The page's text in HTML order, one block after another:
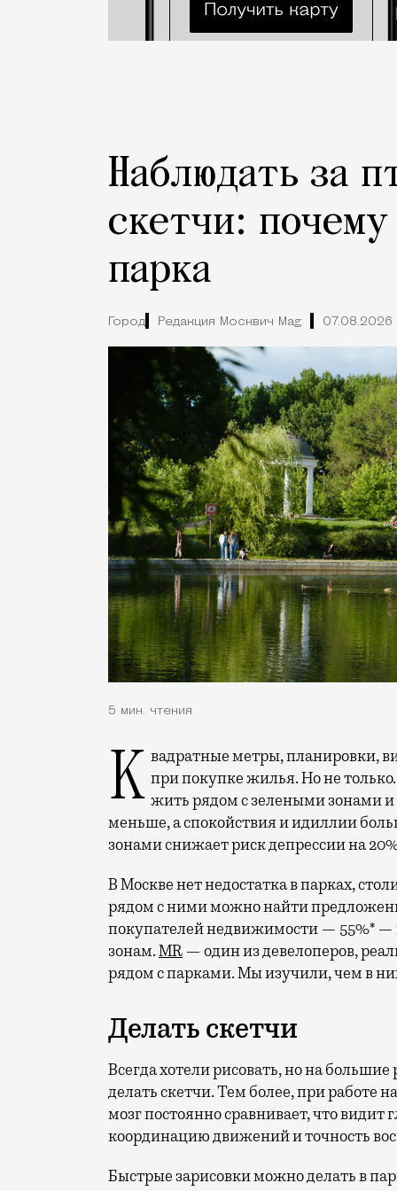
Наблюдать за
скетчи:
парка
Город Редакция Москвич Mag 07.08.2026
5 мин. чтения
Квадратные метры, планировки, вид из окон. Конечно, на это обращают внимание при покупке жилья. Но не
жить рядом с зелеными зонами
меньше, а спокойствия и идиллии
зонами снижает риск депрессии на
В Москве нет недостатка в парках,
рядом с ними можно найти
покупателей недвижимости — 55%* —
зонам.MR — один из девелоперов,
рядом с парками. Мы изучили, чем в
Делать скетчи
Всегда хотели рисовать, но на
делать скетчи. Тем более, при работе
мозг постоянно сравнивает, что видит
координацию движений и точность
Быстрые зарисовки можно делать в